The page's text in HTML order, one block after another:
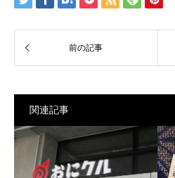
関連記事